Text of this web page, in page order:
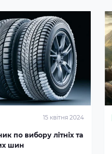
15 квітня 2024
по вибору літніх та
шин